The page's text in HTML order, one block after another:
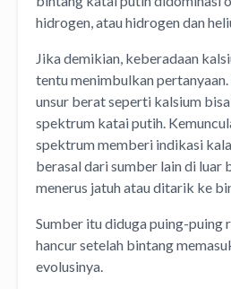
hidrogen, atau hidrogen dan
Jika demikian, keberadaan
tentu menimbulkan
unsur berat seperti kalsium
spektrum katai putih.
spektrum memberi indikasi
berasal dari sumber lain di luar
menerus jatuh atau ditarik ke
Sumber itu diduga puing-puing
hancur setelah bintang
evolusinya.